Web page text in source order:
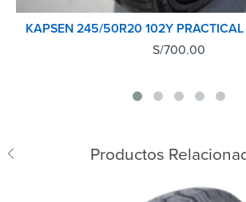
KAPSEN 245/50R20 102Y
S/700.00
Productos